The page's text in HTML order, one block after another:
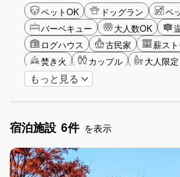
ペットOK ドッグラン
ペ
バーベキュー
大人数OK
ログハウス
古民家
薪ス
焚き火
カップル 大人限定
星空
湖畔
手持ち花火OK
もっと見る
宿泊施設 6件 を表示